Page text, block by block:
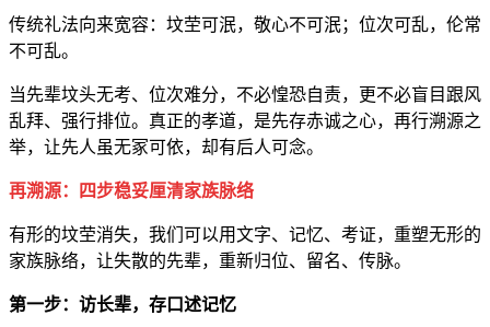
传统礼法向来宽容：坟茔可泯，敬心不可泯；位次可乱，伦常
不可乱。
当先辈坟头无考、位次难分，不必惶恐自责，更不必盲目跟风
乱拜、强行排位。真正的孝道，是先存赤诚之心，再行溯源之
举，让先人虽无冢可依，却有后人可念。
再溯源：四步稳妥厘清家族脉络
有形的坟茔消失，我们可以用文字、记忆、考证，重塑无形的
家族脉络，让失散的先辈，重新归位、留名、传脉。
第一步：访长辈，存口述记忆